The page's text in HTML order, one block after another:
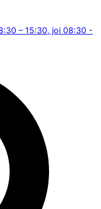
– 15:30, joi 08:30 -